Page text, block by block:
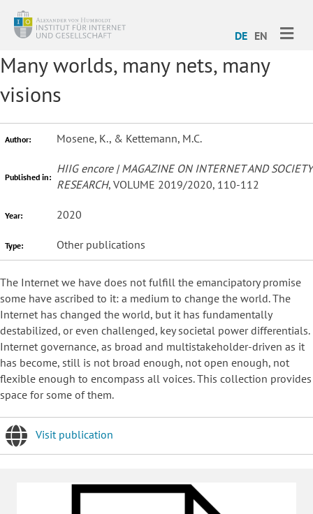
DE EN
Many worlds, many nets, many
visions
Author: Mosene, K., & Kettemann, M.C.
Published in:
HIIG encore | MAGAZINE ON INTERNET AND SOCIETY
RESEARCH, VOLUME 2019/2020, 110-112
Year: 2020
Type: Other publications
The Internet we have does not fulfill the emancipatory promise
some have ascribed to it: a medium to change the world. The
Internet has changed the world, but it has fundamentally
destabilized, or even challenged, key societal power differentials.
Internet governance, as broad and multistakeholder-driven as it
has become, still is not broad enough, not open enough, not
flexible enough to encompass all voices. This collection provides
space for some of them.
Visit publication